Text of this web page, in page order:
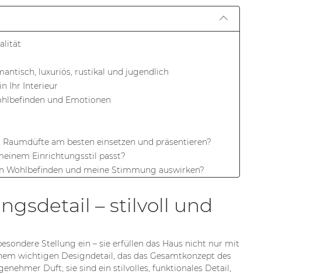
luxuriös, rustikal und jugendlich
Ihr Interieur
und Emotionen
Raumdüfte am besten einsetzen und präsentieren?
Einrichtungsstil passt?
Wohlbefinden und meine Stimmung auswirken?
von Raumdüften als Dekoration?– stilvoll und
Stellung ein – sie erfüllen das Haus nicht nur mit
wichtigen Designdetail, das das Gesamtkonzept des
Duft; sie sind ein stilvolles, funktionales Detail,